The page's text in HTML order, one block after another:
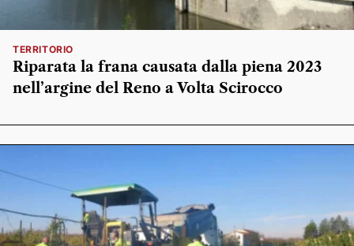
TERRITORIO
Riparata la frana causata dalla piena 2023
nell’argine del Reno a Volta Scirocco